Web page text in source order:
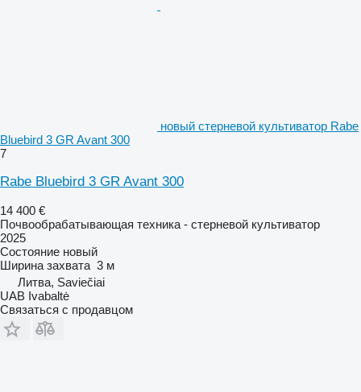
новый стерневой культиватор Rabe
Bluebird 3 GR Avant 300
7
Rabe Bluebird 3 GR Avant 300
14 400 €
Почвообрабатывающая техника - стерневой культиватор
2025
Состояние новый
Ширина захвата 3 м
Литва, Saviečiai
UAB Ivabaltė
Связаться с продавцом